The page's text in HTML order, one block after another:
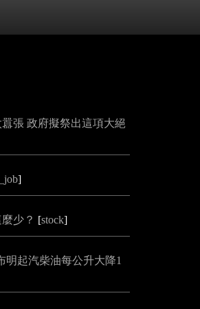
張 政府擬祭出這項大絕
]
少？ [stock]
明起汽柴油每公升大降1